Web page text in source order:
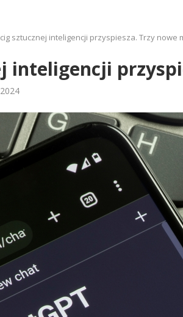
sztucznej inteligencji przyspiesza. Trzy nowe
inteligencji